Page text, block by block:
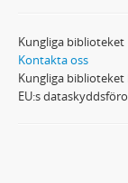
Kungliga biblioteket
Kontakta oss
Kungliga
EU:s